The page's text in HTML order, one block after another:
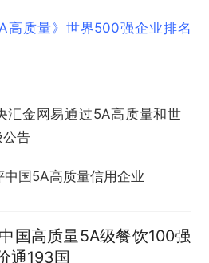
高质量》世界500强企业排名
汇金网易通过5A高质量和世
告
中国5A高质量信用企业
国高质量5A级餐饮100强
通193国